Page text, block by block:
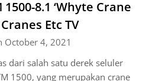
8.1 ‘Whyte Crane
Etc TV
October 4, 2021
dari salah satu derek seluler
1500, yang merupakan crane